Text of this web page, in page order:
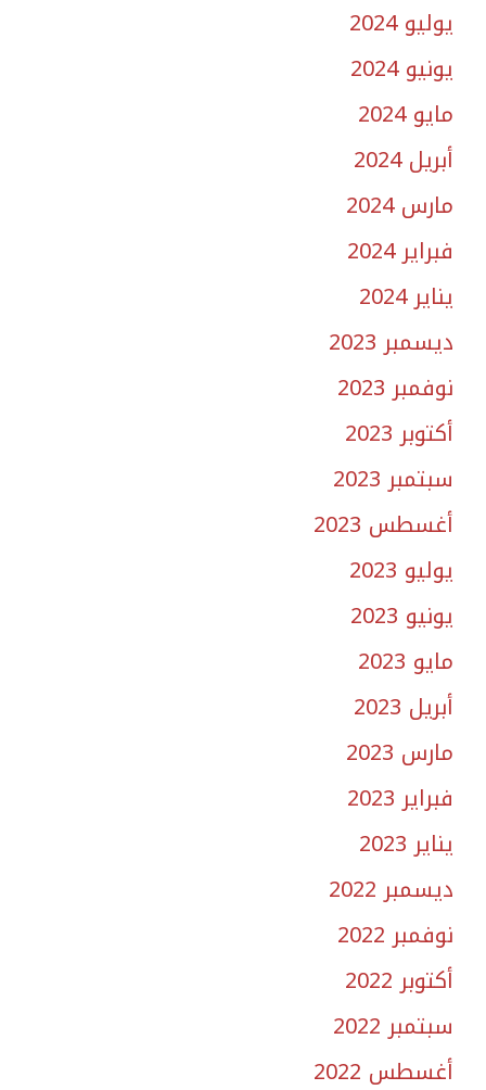
يوليو 2024
يونيو 2024
مايو 2024
أبريل 2024
مارس 2024
فبراير 2024
يناير 2024
ديسمبر 2023
نوفمبر 2023
أكتوبر 2023
سبتمبر 2023
أغسطس 2023
يوليو 2023
يونيو 2023
مايو 2023
أبريل 2023
مارس 2023
فبراير 2023
يناير 2023
ديسمبر 2022
نوفمبر 2022
أكتوبر 2022
سبتمبر 2022
أغسطس 2022